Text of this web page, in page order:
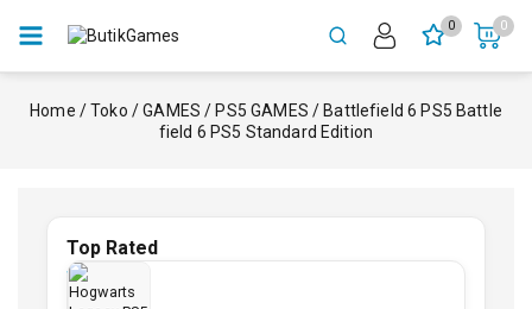
0 0
Home /Toko / GAMES / PS5 GAMES / Battlefield 6 PS5 Battle
field 6 PS5 Standard Edition
Top Rated